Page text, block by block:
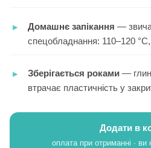
Домашнє запікання —
спецобладнання: 110–120
Зберігається роками —
втрачає пластичність у
Додати в
оплата при отриманні · ви